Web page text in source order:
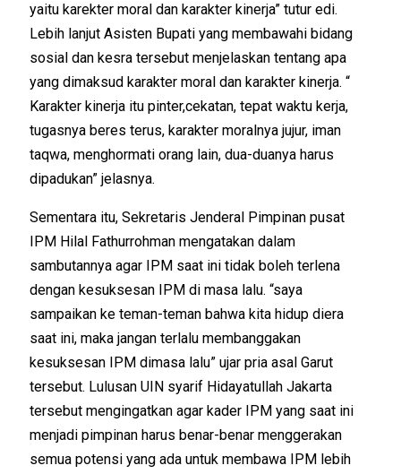
yaitu karekter moral dan karakter kinerja” tutur edi.
Lebih lanjut Asisten Bupati yang membawahi bidang
sosial dan kesra tersebut menjelaskan tentang apa
yang dimaksud karakter moral dan karakter kinerja. “
Karakter kinerja itu pinter,cekatan, tepat waktu kerja,
tugasnya beres terus, karakter moralnya jujur, iman
taqwa, menghormati orang lain, dua-duanya harus
dipadukan” jelasnya.
Sementara itu, Sekretaris Jenderal Pimpinan pusat
IPM Hilal Fathurrohman mengatakan dalam
sambutannya agar IPM saat ini tidak boleh terlena
dengan kesuksesan IPM di masa lalu. “saya
sampaikan ke teman-teman bahwa kita hidup diera
saat ini, maka jangan terlalu membanggakan
kesuksesan IPM dimasa lalu” ujar pria asal Garut
tersebut. Lulusan UIN syarif Hidayatullah Jakarta
tersebut mengingatkan agar kader IPM yang saat ini
menjadi pimpinan harus benar-benar menggerakan
semua potensi yang ada untuk membawa IPM lebih